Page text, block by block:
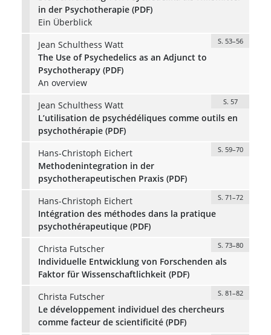
in der Psychotherapie (PDF)
Ein Überblick
Jean Schulthess Watt
S. 53–56
The Use of Psychedelics as an Adjunct to
Psychotherapy (PDF)
An overview
Jean Schulthess Watt
S. 57
L’utilisation de psychédéliques comme outils en
psychothérapie (PDF)
Hans-Christoph Eichert
S. 59–70
Methodenintegration in der
psychotherapeutischen Praxis (PDF)
Hans-Christoph Eichert
S. 71–72
Intégration des méthodes dans la pratique
psychothérapeutique (PDF)
Christa Futscher
S. 73–80
Individuelle Entwicklung von Forschenden als
Faktor für Wissenschaftlichkeit (PDF)
Christa Futscher
S. 81–82
Le développement individuel des chercheurs
comme facteur de scientificité (PDF)